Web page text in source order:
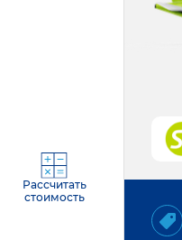
Рассчитать
стоимость